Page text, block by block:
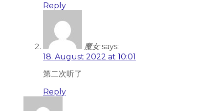
Reply
魔女 says:
18. August 2022 at 10:01
第二次听了
Reply